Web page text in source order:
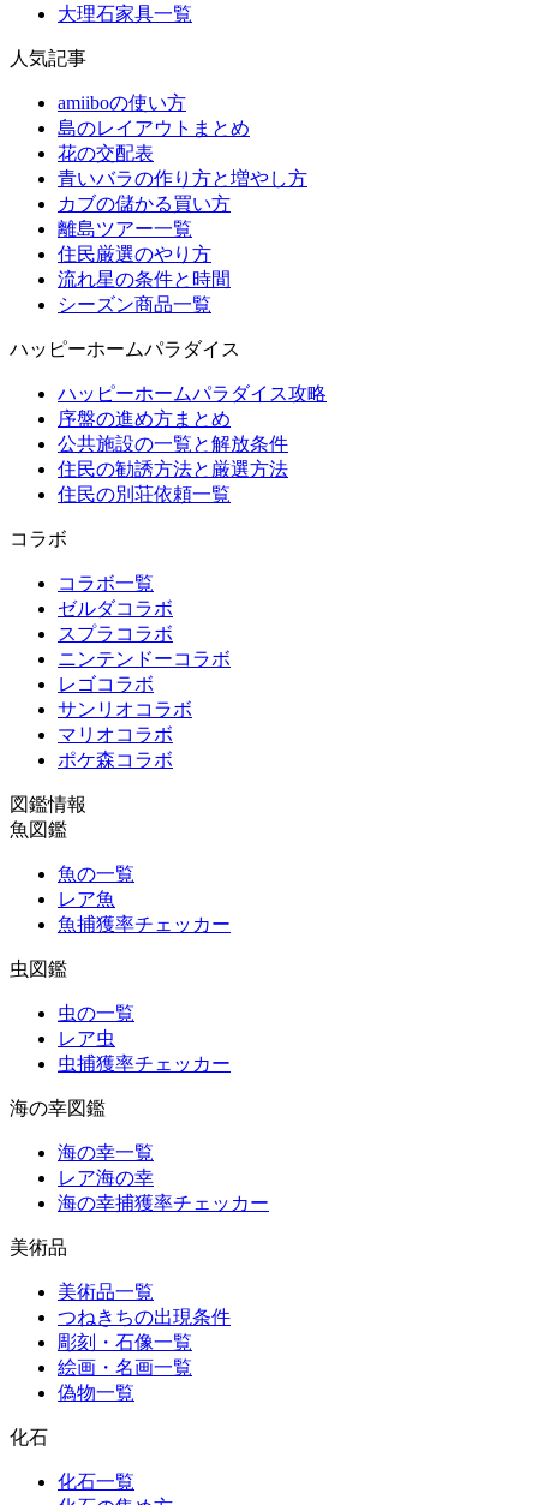
大理石家具一覧
人気記事
amiiboの使い方
島のレイアウトまとめ
花の交配表
青いバラの作り方と増やし方
カブの儲かる買い方
離島ツアー一覧
住民厳選のやり方
流れ星の条件と時間
シーズン商品一覧
ハッピーホームパラダイス
ハッピーホームパラダイス攻略
序盤の進め方まとめ
公共施設の一覧と解放条件
住民の勧誘方法と厳選方法
住民の別荘依頼一覧
コラボ
コラボ一覧
ゼルダコラボ
スプラコラボ
ニンテンドーコラボ
レゴコラボ
サンリオコラボ
マリオコラボ
ポケ森コラボ
図鑑情報
魚図鑑
魚の一覧
レア魚
魚捕獲率チェッカー
虫図鑑
虫の一覧
レア虫
虫捕獲率チェッカー
海の幸図鑑
海の幸一覧
レア海の幸
海の幸捕獲率チェッカー
美術品
美術品一覧
つねきちの出現条件
彫刻・石像一覧
絵画・名画一覧
偽物一覧
化石
化石一覧